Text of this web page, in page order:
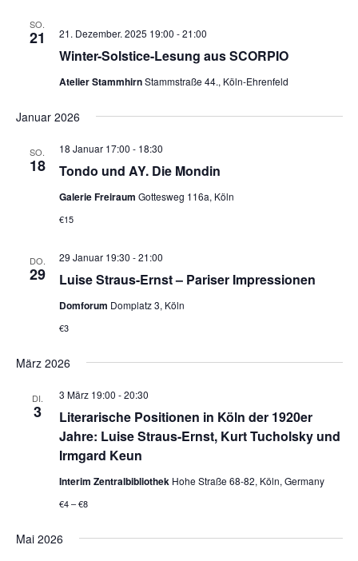
SO.
21
Winter-Solstice-Lesung aus SCORPIO
21. Dezember. 2025 19:00 -21:00
Atelier StammhirnStammstraße 44., Köln-Ehrenfeld
Januar 2026
SO.
18 Tondo und AY. Die Mondin
18 Januar 17:00 - 18:30
Galerie Freiraum Gottesweg 116a, Köln
€15
DO.
29 Luise Straus-Ernst – Pariser Impressionen
29 Januar 19:30 -21:00
Domforum Domplatz 3, Köln
€3
März 2026
DI.
3
Literarische Positionen in Köln der 1920er
Jahre: Luise Straus-Ernst, Kurt Tucholsky und
Irmgard Keun
3 März 19:00 -20:30
Interim Zentralbibliothek Hohe Straße 68-82, Köln, Germany
€4 – €8
Mai 2026